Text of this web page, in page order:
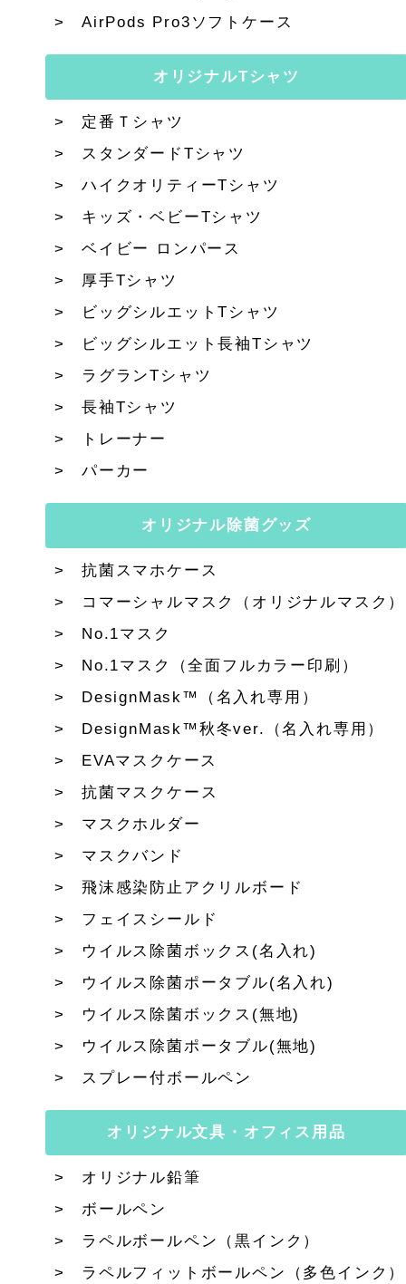
AirPods Pro3ソフトケース
オリジナルTシャツ
定番Ｔシャツ
スタンダードTシャツ
ハイクオリティーTシャツ
キッズ・ベビーTシャツ
ベイビー ロンパース
厚手Tシャツ
ビッグシルエットTシャツ
ビッグシルエット長袖Tシャツ
ラグランTシャツ
長袖Tシャツ
トレーナー
パーカー
オリジナル除菌グッズ
抗菌スマホケース
コマーシャルマスク（オリジナルマスク）
No.1マスク
No.1マスク（全面フルカラー印刷）
DesignMask™（名入れ専用）
DesignMask™秋冬ver.（名入れ専用）
EVAマスクケース
抗菌マスクケース
マスクホルダー
マスクバンド
飛沫感染防止アクリルボード
フェイスシールド
ウイルス除菌ボックス(名入れ)
ウイルス除菌ポータブル(名入れ)
ウイルス除菌ボックス(無地)
ウイルス除菌ポータブル(無地)
スプレー付ボールペン
オリジナル文具・オフィス用品
オリジナル鉛筆
ボールペン
ラペルボールペン（黒インク）
ラペルフィットボールペン（多色インク）